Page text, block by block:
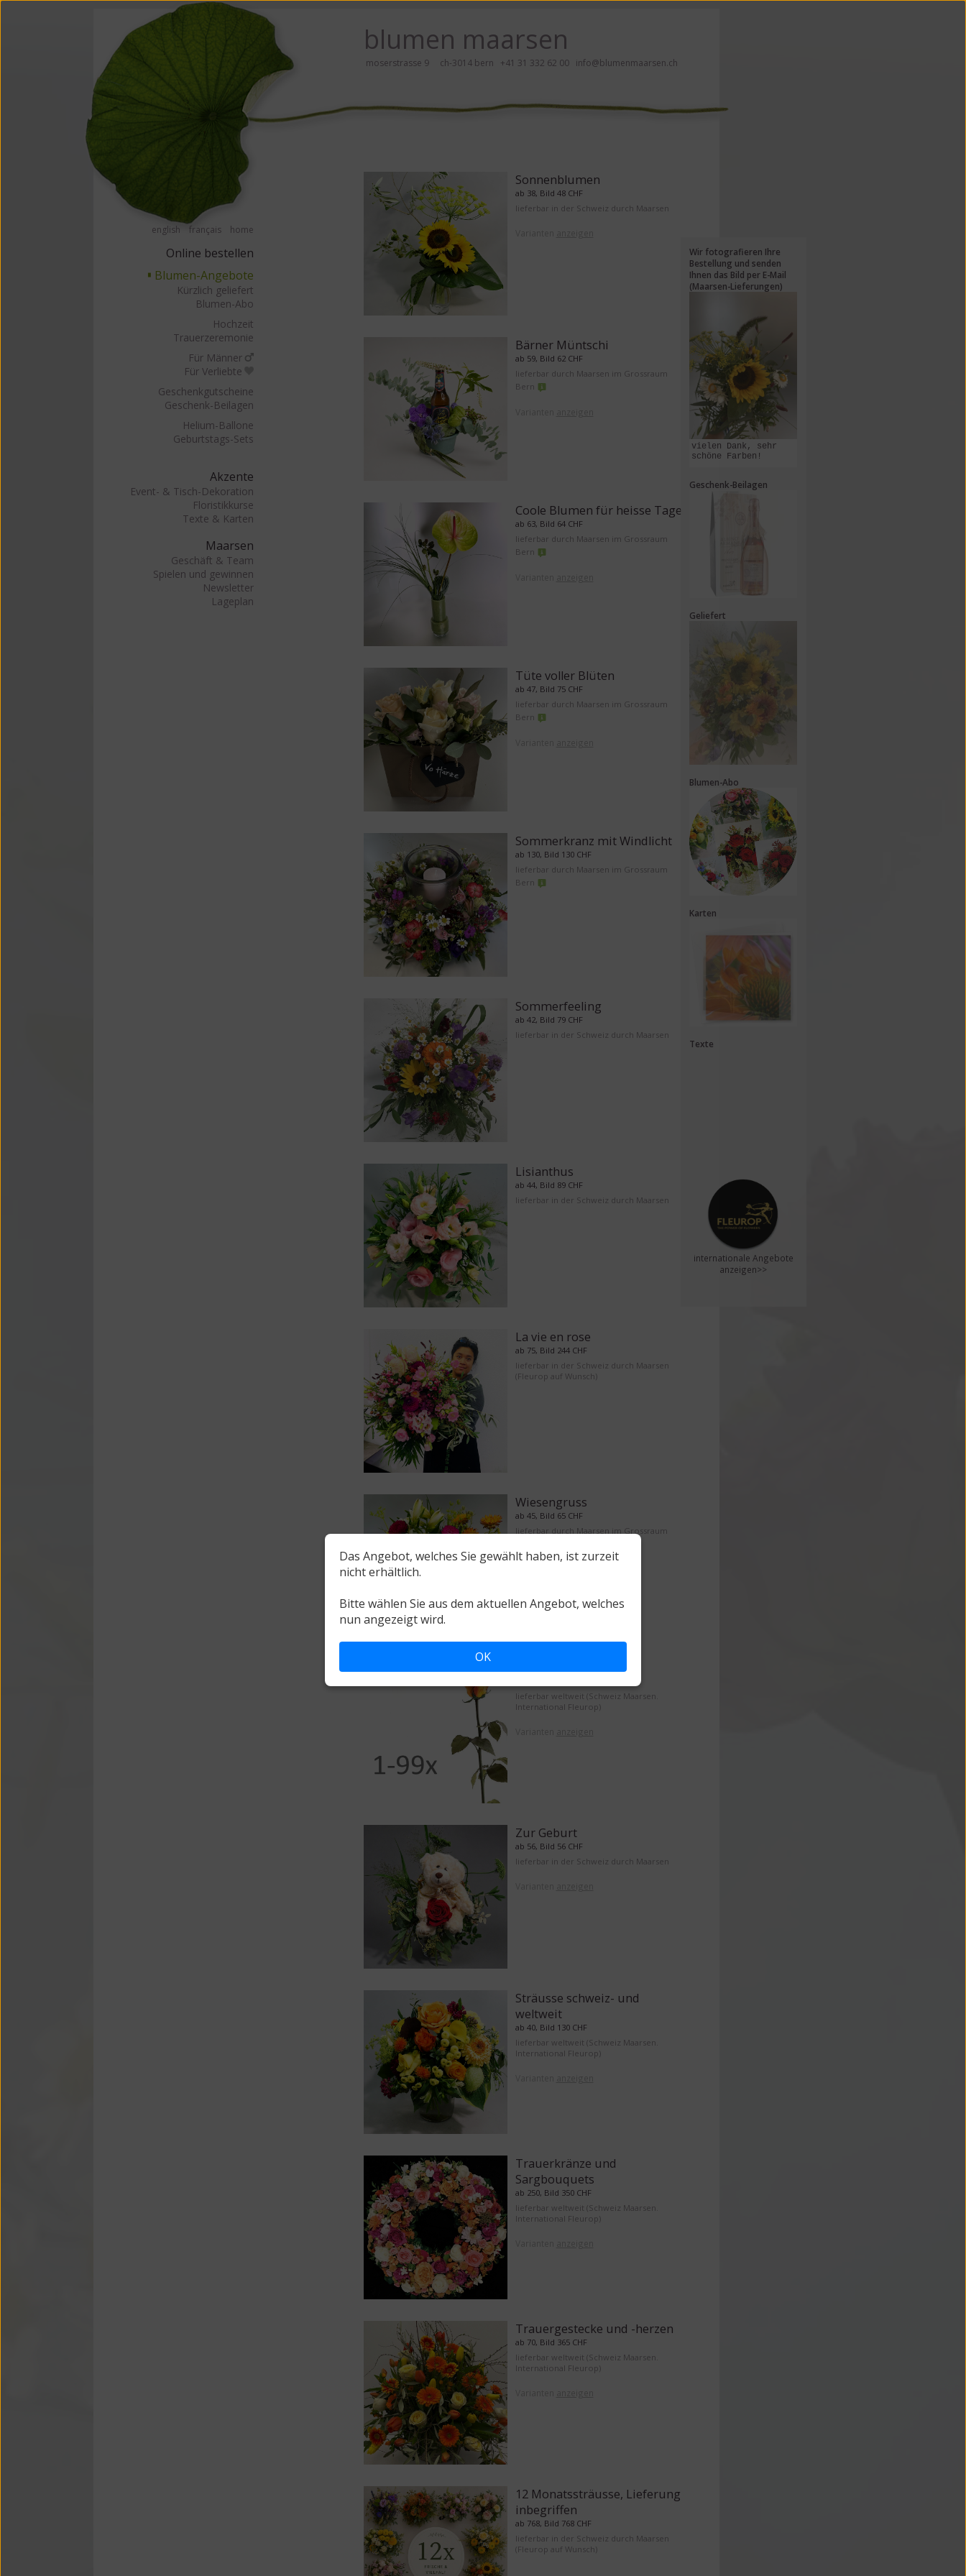
Barrierefrei Blumen bestellen mit Screenreader oder Brailliezeile, bitte hier klicken!
english français home
Online bestellen
▘ Blumen-Angebote
Kürzlich geliefert
Blumen-Abo
Hochzeit
Trauerzeremonie
Für Männer
Für Verliebte
Geschenkgutscheine
Geschenk-Beilagen
Helium-Ballone
Geburtstags-Sets
Akzente
Event- & Tisch-Dekoration
Floristikkurse
Texte & Karten
Maarsen
Geschäft & Team
Spielen und gewinnen
Newsletter
Lageplan
blumen maarsen
moserstrasse 9 ch-3014 bern +41 31 332 62 00 info@blumenmaarsen.ch
Sonnenblumen
ab 38, Bild 48 CHF
lieferbar in der Schweiz durch Maarsen
Bärner Müntschi
ab 59, Bild 62 CHF
lieferbar durch Maarsen im Grossraum
Bern
Coole Blumen für heisse Tage
ab 63, Bild 64 CHF
lieferbar durch Maarsen im Grossraum
Bern
Tüte voller Blüten
ab 47, Bild 75 CHF
lieferbar durch Maarsen im Grossraum
Bern
Sommerkranz mit Windlicht
ab 130, Bild 130 CHF
lieferbar durch Maarsen im Grossraum
Bern
Sommerfeeling
ab 42, Bild 79 CHF
lieferbar in der Schweiz durch Maarsen
Lisianthus
ab 44, Bild 89 CHF
lieferbar in der Schweiz durch Maarsen
La vie en rose
ab 75, Bild 244 CHF
lieferbar in der Schweiz durch Maarsen
(Fleurop auf Wunsch)
Wiesengruss
ab 45, Bild 65 CHF
lieferbar durch Maarsen im Grossraum
lieferbar weltweit (Schweiz Maarsen.
International Fleurop)
Zur Geburt
ab 56, Bild 56 CHF
lieferbar in der Schweiz durch Maarsen
Sträusse schweiz- und
weltweit
ab 40, Bild 130 CHF
lieferbar weltweit (Schweiz Maarsen.
International Fleurop)
Trauerkränze und
Sargbouquets
ab 250, Bild 350 CHF
lieferbar weltweit (Schweiz Maarsen.
International Fleurop)
Trauergestecke und -herzen
ab 70, Bild 365 CHF
lieferbar weltweit (Schweiz Maarsen.
International Fleurop)
12 Monatssträusse, Lieferung
inbegriffen
ab 768, Bild 768 CHF
lieferbar in der Schweiz durch Maarsen
(Fleurop auf Wunsch)
Wir fotografieren Ihre
Bestellung und senden
Ihnen das Bild per E-Mail
(Maarsen-Lieferungen)
vielen Dank, sehr
schöne Farben!
Geschenk-Beilagen
Geliefert
Blumen-Abo
Karten
Texte
internationale Angebote
anzeigen>>
Das Angebot, welches Sie gewählt haben, ist zurzeit
nicht erhältlich.
Bitte wählen Sie aus dem aktuellen Angebot, welches
nun angezeigt wird.
OK